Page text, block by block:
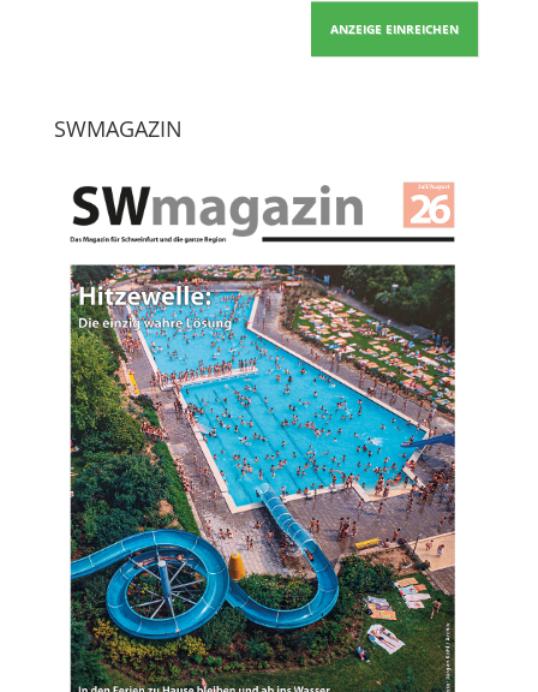
ANZEIGE EINREICHEN
SWMAGAZIN